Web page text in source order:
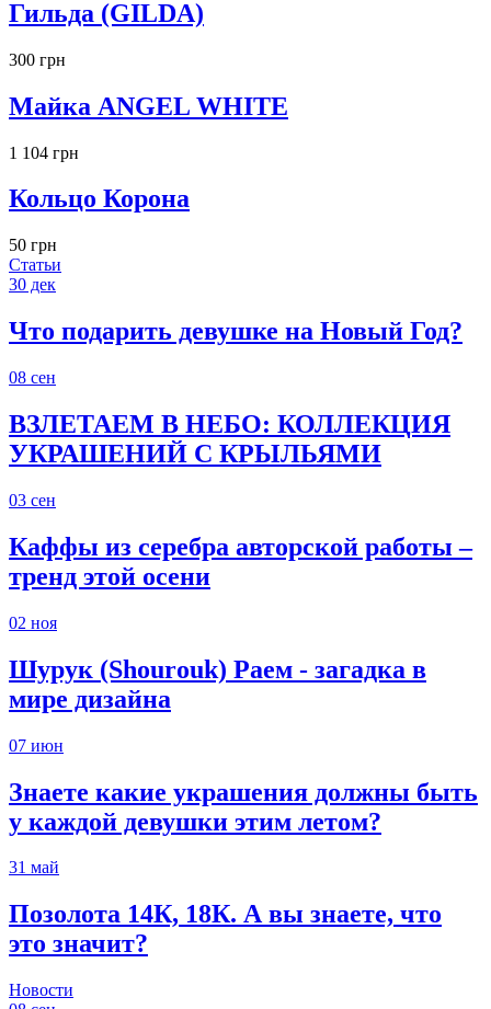
Гильда (GILDA)
300 грн
Майка ANGEL WHITE
1 104 грн
Кольцо Корона
50 грн
Статьи
30 дек
Что подарить девушке на Новый Год?
08 сен
ВЗЛЕТАЕМ В НЕБО: КОЛЛЕКЦИЯ
УКРАШЕНИЙ С КРЫЛЬЯМИ
03 сен
Каффы из серебра авторской работы –
тренд этой осени
02 ноя
Шурук (Shourouk) Раем - загадка в
мире дизайна
07 июн
Знаете какие украшения должны быть
у каждой девушки этим летом?
31 май
Позолота 14К, 18К. А вы знаете, что
это значит?
Новости